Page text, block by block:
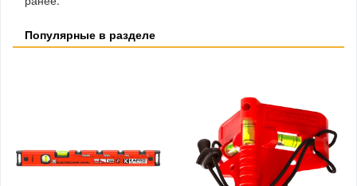
Популярные в разделе